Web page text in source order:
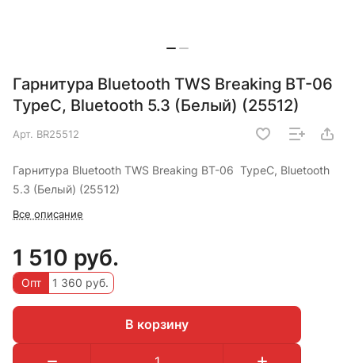
Гарнитура Bluetooth TWS Breaking BT-06
TypeC, Bluetooth 5.3 (Белый) (25512)
Арт. BR25512
Гарнитура Bluetooth TWS Breaking BT-06 TypeC, Bluetooth
5.3 (Белый) (25512)
Все описание
1 510 руб.
Опт 1 360 руб.
В корзину